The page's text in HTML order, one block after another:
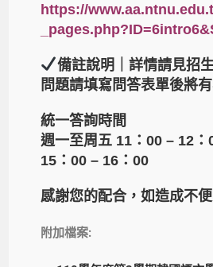
https://
備註說明｜詳情請見招
問題請填寫問答表單後將
統一答詢時間
週一至周五 11：00 – 12：
15：00 – 16：00
感謝您的配合，如造成不
附加檔案: